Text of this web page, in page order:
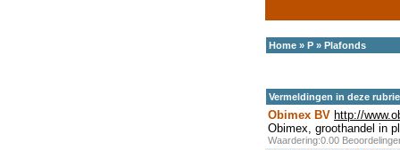
Home » P » Plafonds
Vermeldingen in deze
Obimex BV http://
Obimex, groothandel in
Waardering:0.00